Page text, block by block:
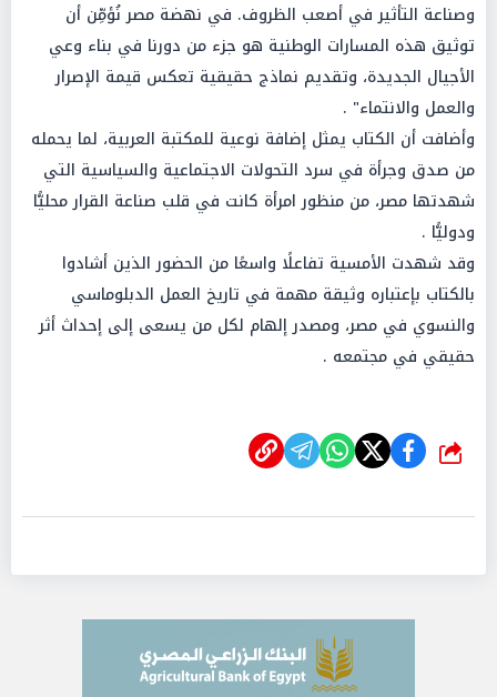
وصناعة التأثير في أصعب الظروف. في نهضة مصر نُؤمِّن أن
توثيق هذه المسارات الوطنية هو جزء من دورنا في بناء وعي
الأجيال الجديدة، وتقديم نماذج حقيقية تعكس قيمة الإصرار
والعمل والانتماء" .
وأضافت أن الكتاب يمثل إضافة نوعية للمكتبة العربية، لما يحمله
من صدق وجرأة في سرد التحولات الاجتماعية والسياسية التي
شهدتها مصر، من منظور امرأة كانت في قلب صناعة القرار محليًّا
ودوليًّا .
وقد شهدت الأمسية تفاعلًا واسعًا من الحضور الذين أشادوا
بالكتاب بإعتباره وثيقة مهمة في تاريخ العمل الدبلوماسي
والنسوي في مصر، ومصدر إلهام لكل من يسعى إلى إحداث أثر
حقيقي في مجتمعه .
شارك